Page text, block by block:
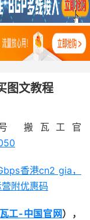
图文教程
搬瓦工官
香港cn2 gia，
附优惠码
工-中国官网），